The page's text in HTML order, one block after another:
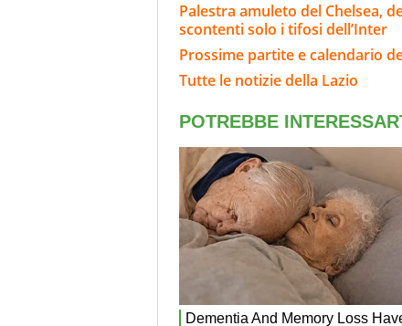
Palestra amuleto del Chelsea,
scontenti solo i tifosi dell’Inter
Prossime partite e calendario
Tutte le notizie della Lazio